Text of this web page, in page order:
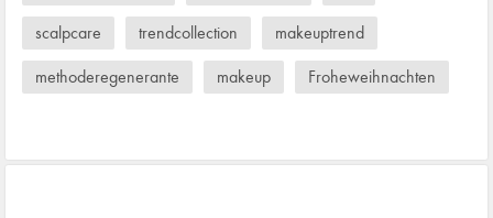
scalpcare trendcollection makeuptrend
methoderegenerante makeup Froheweihnachten